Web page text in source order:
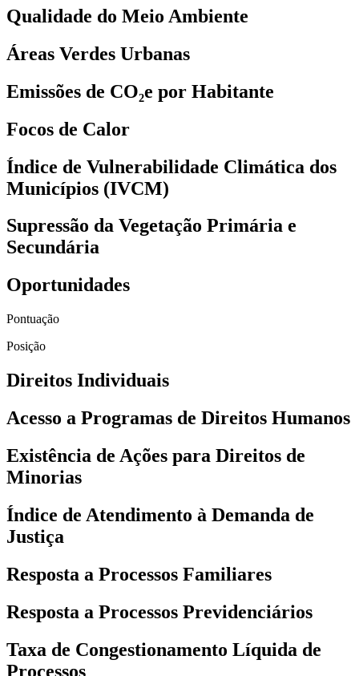
Qualidade do Meio Ambiente
Áreas Verdes Urbanas
Emissões de CO₂e por Habitante
Focos de Calor
Índice de Vulnerabilidade Climática dos
Municípios (IVCM)
Supressão da Vegetação Primária e
Secundária
Oportunidades
Pontuação
Posição
Direitos Individuais
Acesso a Programas de Direitos Humanos
Existência de Ações para Direitos de
Minorias
Índice de Atendimento à Demanda de
Justiça
Resposta a Processos Familiares
Resposta a Processos Previdenciários
Taxa de Congestionamento Líquida de
Processos